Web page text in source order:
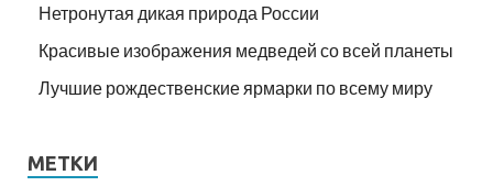
Нетронутая дикая природа России
Красивые изображения медведей со всей планеты
Лучшие рождественские ярмарки по всему миру
МЕТКИ